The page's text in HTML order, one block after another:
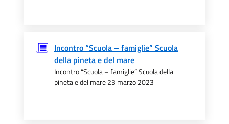
Incontro “Scuola – famiglie” Scuola
della pineta e del mare
Incontro “Scuola – famiglie” Scuola della
pineta e del mare 23 marzo 2023